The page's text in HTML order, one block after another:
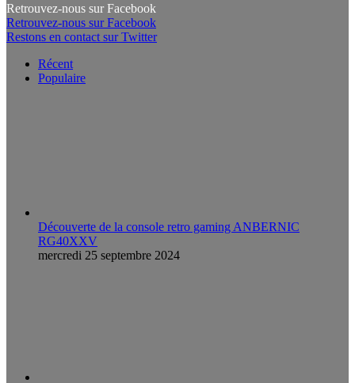
Retrouvez-nous sur Facebook
Retrouvez-nous sur Facebook
Restons en contact sur Twitter
Récent
Populaire
Découverte de la console retro gaming ANBERNIC
RG40XXV
mercredi 25 septembre 2024